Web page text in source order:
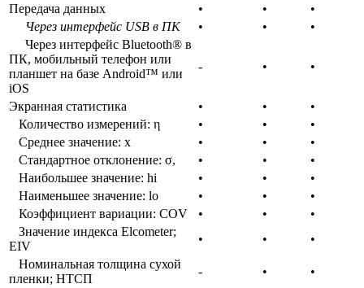
Передача данных • •
•
Через интерфейс USB в ПК
• •
•
Через интерфейс Bluetooth® в
ПК, мобильный телефон или
планшет на базе Android™ или
iOS
- • •
Экранная статистика • •
•
Количество измерений: η
• •
•
Среднее значение: x
• •
•
Стандартное отклонение: σ,
• •
•
Наибольшее значение: hi
• •
•
Наименьшее значение: lo
• •
•
Коэффициент вариации: COV
• •
•
Значение индекса Elcometer;
EIV
• •
•
Номинальная толщина сухой
пленки; НТСП
- •
•